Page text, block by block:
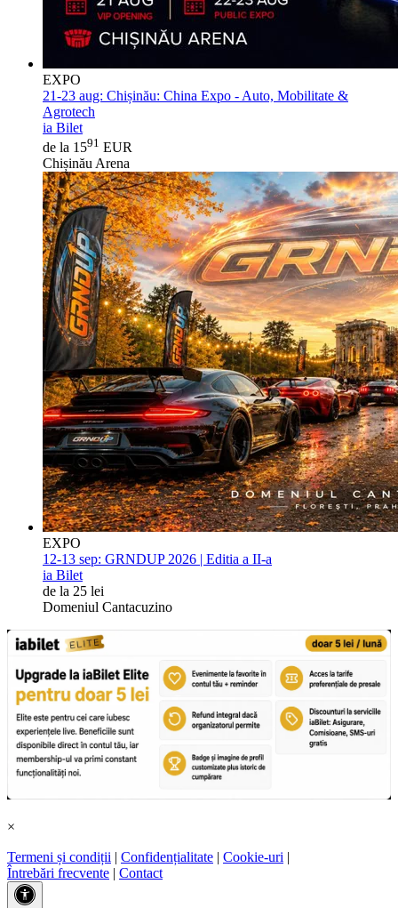
EXPO
21-23 aug: Chișinău: China Expo - Auto, Mobilitate &
Agrotech
ia Bilet
de la 1591 EUR
Chișinău Arena
EXPO
12-13 sep: GRNDUP 2026 | Editia a II-a
ia Bilet
de la 25 lei
Domeniul Cantacuzino
×
Termeni și condiții | Confidențialitate | Cookie-uri |
Întrebări frecvente | Contact